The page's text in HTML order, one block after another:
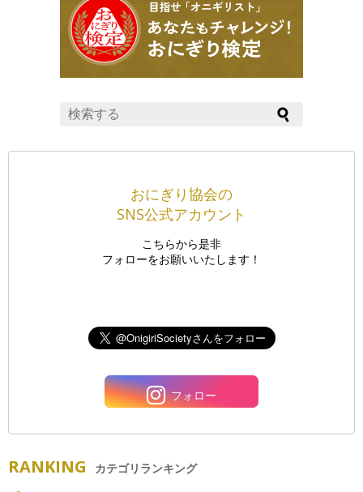
おにぎり協会の
SNS公式アカウント
こちらから是非
フォローをお願いいたします！
フォロー
RANKING カテゴリランキング